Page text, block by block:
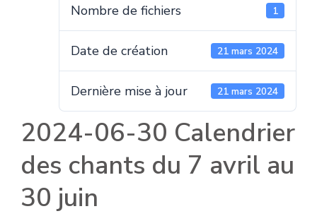
Nombre de fichiers 1
Date de création 21 mars 2024
Dernière mise à jour 21 mars 2024
2024-06-30 Calendrier
des chants du 7 avril au
30 juin